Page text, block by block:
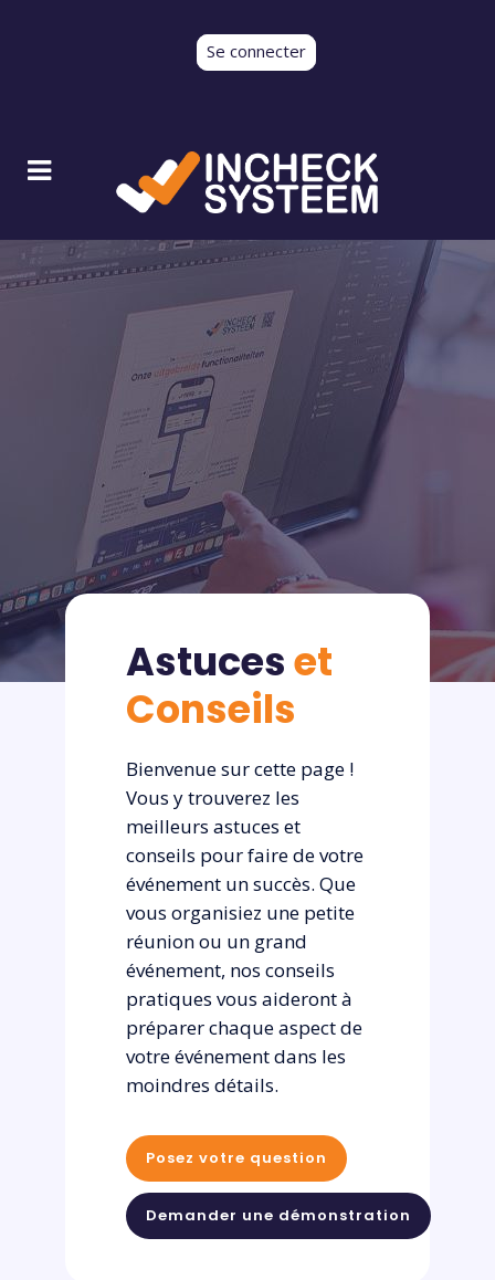
Se connecter
Astuceset
Conseils
Bienvenue sur cette page !
Vous y trouverez les
meilleurs astuces et
conseils pour faire de votre
événement un succès. Que
vous organisiez une petite
réunion ou un grand
événement, nos conseils
pratiques vous aideront à
préparer chaque aspect de
votre événement dans les
moindres détails.
Posez votre question
Demander une démonstration